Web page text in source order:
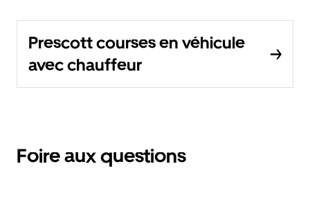
Prescott courses en véhicule
avec chauffeur
Foire aux questions